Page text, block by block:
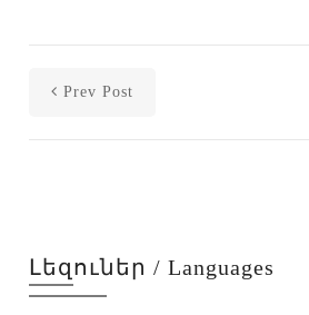
Prev Post
Լեզուներ / Languages